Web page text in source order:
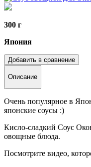
300 г
Япония
Добавить в сравнение
Описание
Очень популярное в
японские соусы :)
Кисло-сладкий Соус
овощные блюда.
Посмотрите видео,